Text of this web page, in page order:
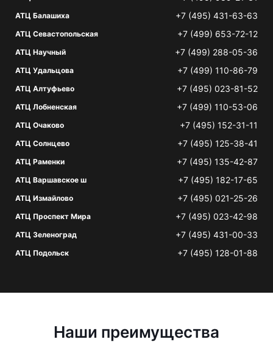
АТЦ Балашиха +7 (495) 431-63-63
АТЦ Севастопольская +7 (499) 653-72-12
АТЦ Научный +7 (499) 288-05-36
АТЦ Удальцова +7 (499) 110-86-79
АТЦ Алтуфьево +7 (495) 023-81-52
АТЦ Лобненская +7 (499) 110-53-06
АТЦ Очаково +7 (495) 152-31-11
АТЦ Солнцево +7 (495) 125-38-41
АТЦ Раменки +7 (495) 135-42-87
АТЦ Варшавское ш +7 (495) 182-17-65
АТЦ Измайлово +7 (495) 021-25-26
АТЦ Проспект Мира +7 (495) 023-42-98
АТЦ Зеленоград +7 (495) 431-00-33
АТЦ Подольск +7 (495) 128-01-88
Наши преимущества